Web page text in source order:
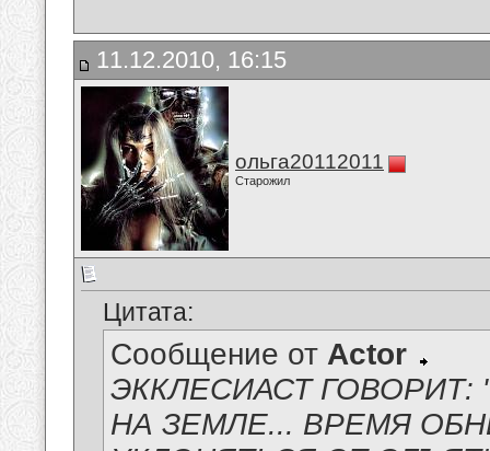
11.12.2010, 16:15
ольга20112011
Старожил
Цитата:
Сообщение от Actor
ЭККЛЕСИАСТ ГОВОРИТ:
НА ЗЕМЛЕ... ВРЕМЯ